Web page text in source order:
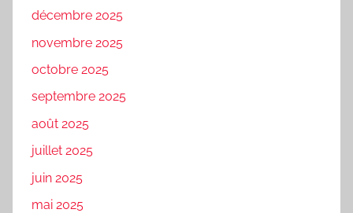
décembre 2025
novembre 2025
octobre 2025
septembre 2025
août 2025
juillet 2025
juin 2025
mai 2025